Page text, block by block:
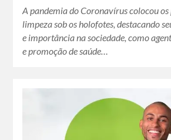
A pandemia do Coronavírus colocou
limpeza sob os holofotes, destacando
e importância na sociedade, como
e promoção de saúde…